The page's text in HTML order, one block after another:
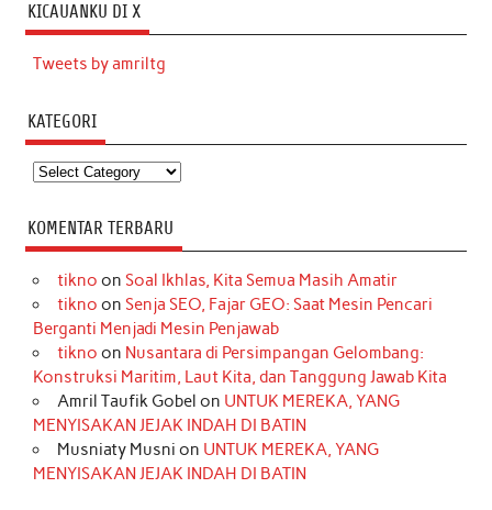
KICAUANKU DI X
Tweets by amriltg
KATEGORI
Kategori
KOMENTAR TERBARU
tikno on Soal Ikhlas, Kita Semua Masih Amatir
tikno on Senja SEO, Fajar GEO: Saat Mesin Pencari
Berganti Menjadi Mesin Penjawab
tikno on Nusantara di Persimpangan Gelombang:
Konstruksi Maritim, Laut Kita, dan Tanggung Jawab Kita
Amril Taufik Gobel on UNTUK MEREKA, YANG
MENYISAKAN JEJAK INDAH DI BATIN
Musniaty Musni on UNTUK MEREKA, YANG
MENYISAKAN JEJAK INDAH DI BATIN